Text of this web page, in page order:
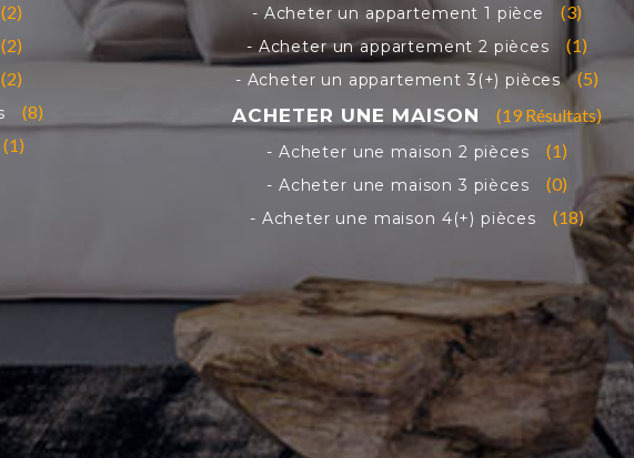
(2)
(2)
(2)
(8)
(1)
(3)
(1)
(5)
(19 Résultats)
(1)
(0)
(18)